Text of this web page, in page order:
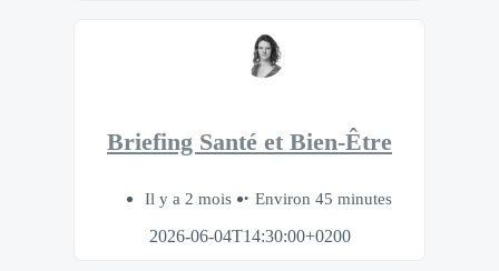
Briefing Santé et Bien-Être
Il y a 2 mois
Environ 45 minutes
2026-06-04T14:30:00+0200